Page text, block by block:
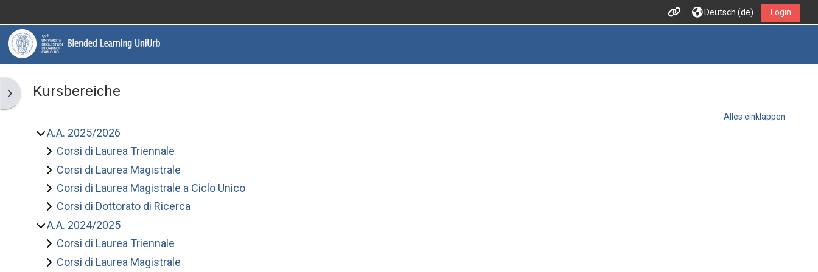
Informazioni
Istruzioni per docenti
Istruzioni per studenti
Contatti
Portale UniUrb
Deutsch ‎(de)‎ Login
Blockleiste öffnen
Kursbereiche
Alles einklappen
A.A. 2025/2026
Corsi di Laurea Triennale
Corsi di Laurea Magistrale
Corsi di Laurea Magistrale a Ciclo Unico
Corsi di Dottorato di Ricerca
A.A. 2024/2025
Corsi di Laurea Triennale
Corsi di Laurea Magistrale